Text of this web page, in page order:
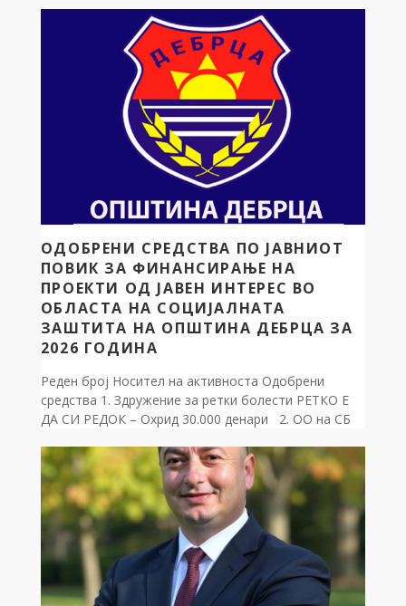
ОДОБРЕНИ СРЕДСТВА ПО ЈАВНИОТ
ПОВИК ЗА ФИНАНСИРАЊЕ НА
ПРОЕКТИ ОД ЈАВЕН ИНТЕРЕС ВО
ОБЛАСТА НА СОЦИЈАЛНАТА
ЗАШТИТА НА ОПШТИНА ДЕБРЦА ЗА
2026 ГОДИНА
Реден број Носител на активноста Одобрени
средства 1. Здружение за ретки болести РЕТКО Е
ДА СИ РЕДОК – Охрид 30.000 денари 2. ОО на СБ
Здружение на лица со телесен инвалидитет од
Охрид и Дебрца МОБИЛНОСТ ОХРИД 1988 Охрид
30.000 денари Вкупно: […]